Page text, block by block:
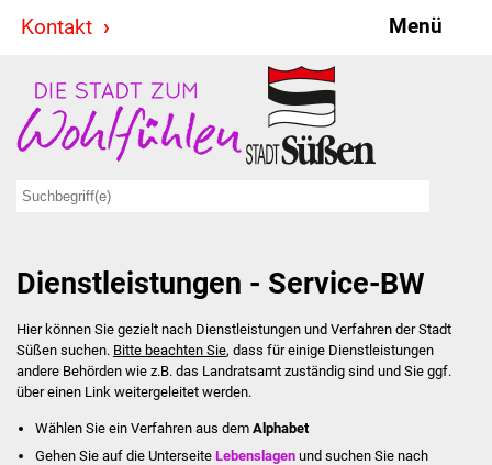
Kontakt Menü
Stadt & Politik
Bürgermeister
Ausschüsse
Ratsinformationssystem
Jugendbeirat
Summerrockfestival
Dienstleistungen - Service-BW
Hier können Sie gezielt nach Dienstleistungen und Verfahren der Stadt
Süßen suchen. Bitte beachten Sie, dass für einige Dienstleistungen
andere Behörden wie z.B. das Landratsamt zuständig sind und Sie ggf.
über einen Link weitergeleitet werden.
Wählen Sie ein Verfahren aus dem Alphabet
Gehen Sie auf die UnterseiteLebenslagen und suchen Sie nach